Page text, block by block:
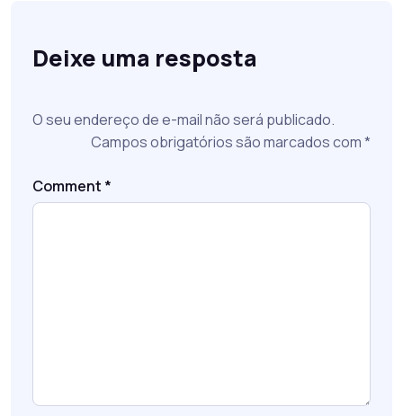
Deixe uma resposta
O seu endereço de e-mail não será publicado.
Campos obrigatórios são marcados com*
Comment *